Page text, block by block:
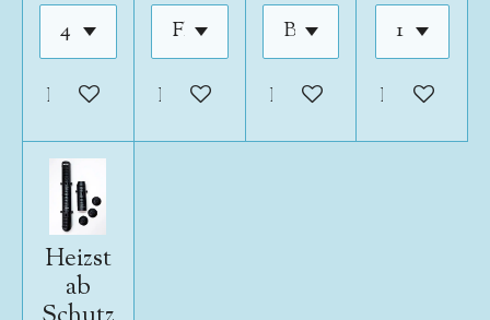
In den WarenkorbIn den WarenkorbIn den Warenkorb
In den
Heizst
ab